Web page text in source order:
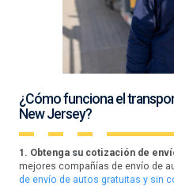
¿Cómo funciona el
New Jersey?
1. Obtenga su cotización de
mejores compañías de envío de
de envío de autos gratuitas y sin